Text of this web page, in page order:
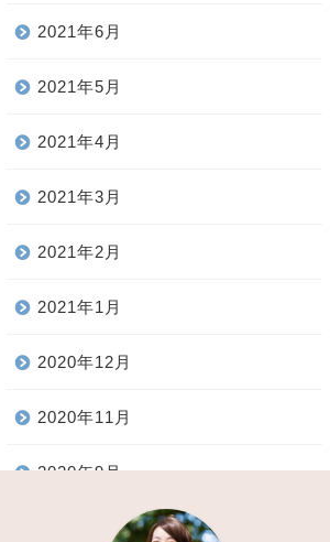
2021年6月
2021年5月
2021年4月
2021年3月
2021年2月
2021年1月
2020年12月
2020年11月
2020年9月
2020年8月